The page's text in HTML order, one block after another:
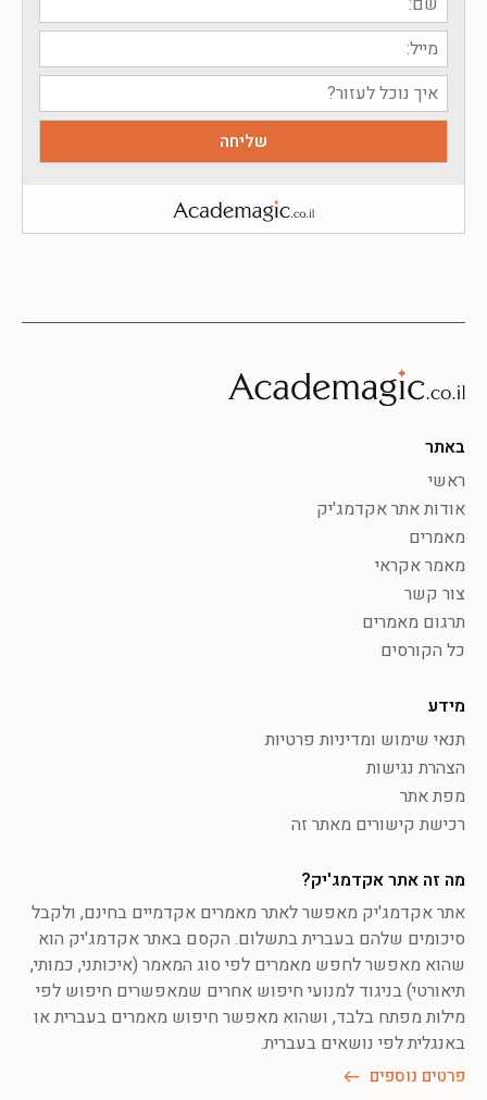
באתר
ראשי
אודות אתר אקדמג'יק
מאמרים
מאמר אקראי
צור קשר
תרגום מאמרים
כל הקורסים
מידע
תנאי שימוש ומדיניות פרטיות
הצהרת נגישות
מפת אתר
רכישת קישורים מאתר זה
מה זה אתר אקדמג'יק?
אתר אקדמג'יק מאפשר לאתר מאמרים אקדמיים בחינם, ולקבל
סיכומים שלהם בעברית בתשלום. הקסם באתר אקדמג'יק הוא
שהוא מאפשר לחפש מאמרים לפי סוג המאמר (איכותני, כמותי,
תיאורטי) בניגוד למנועי חיפוש אחרים שמאפשרים חיפוש לפי
מילות מפתח בלבד, ושהוא מאפשר חיפוש מאמרים בעברית או
באנגלית לפי נושאים בעברית.
פרטים נוספים